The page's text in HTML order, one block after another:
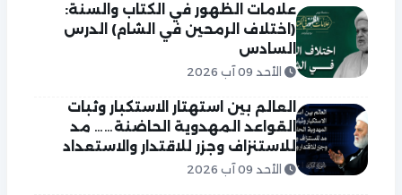
علامات الظهور في الكتاب والسنة:
(اختلاف الرمحين في الشام) الدرس
السادس
الأحد 09 آب 2026
العالم بين استهتار الاستكبار وثبات
القواعد المهدوية الحاضنة…… مد
للاستنزاف وجزر للاقتدار والاستعداد
الأحد 09 آب 2026